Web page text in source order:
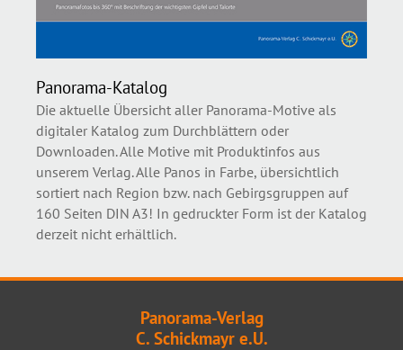
Panorama-Katalog
Die aktuelle Übersicht aller Panorama-Motive als
digitaler Katalog zum Durchblättern oder
Downloaden. Alle Motive mit Produktinfos aus
unserem Verlag. Alle Panos in Farbe, übersichtlich
sortiert nach Region bzw. nach Gebirgsgruppen auf
160 Seiten DIN A3! In gedruckter Form ist der Katalog
derzeit nicht erhältlich.
Panorama-Verlag
C. Schickmayr e.U.